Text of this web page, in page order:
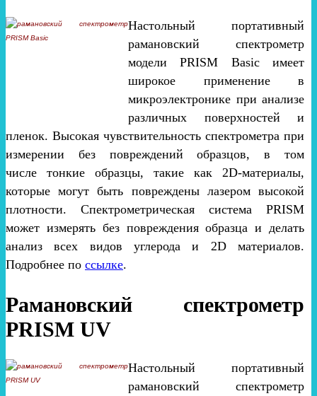
Настольный портативный
рамановский спектрометр
модели PRISM Basic имеет
широкое применение в
микроэлектронике при анализе
различных поверхностей и
пленок. Высокая чувствительность спектрометра при
измерении без повреждений образцов, в том
числе тонкие образцы, такие как 2D-материалы,
которые могут быть повреждены лазером высокой
плотности. Спектрометрическая система PRISM
может измерять без повреждения образца и делать
анализ всех видов углерода и 2D материалов.
Подробнее по ссылке.
Рамановский спектрометр
PRISM UV
Настольный портативный
рамановский спектрометр